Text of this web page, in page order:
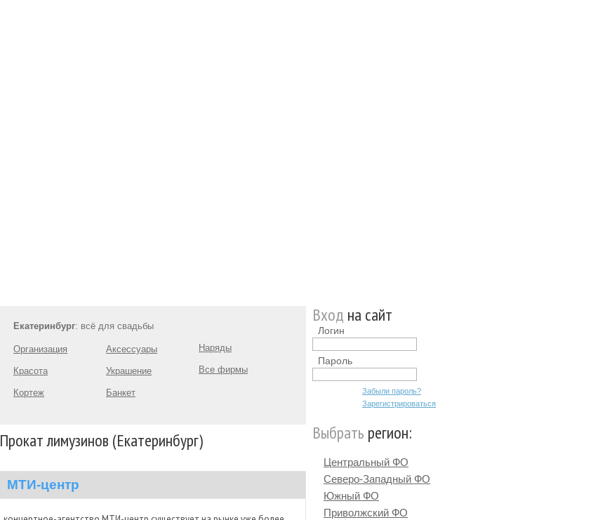
Екатеринбург: всё для свадьбы
Организация
Красота
Кортеж
Аксессуары
Украшение
Банкет
Наряды
Все фирмы
Прокат лимузинов (Екатеринбург)
МТИ-центр
Вход на сайт
Логин
Пароль
Забыли пароль?
Зарегистрироваться
Выбрать регион:
Центральный ФО
Северо-Западный ФО
Южный ФО
Приволжский ФО